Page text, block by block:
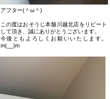
アフター(＾ω＾)
この度はおそうじ本舗川越北店をリピート
して頂き、誠にありがとうございます。
今後ともよろしくお願いいたします。
m(__)m